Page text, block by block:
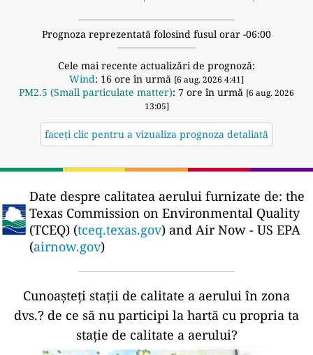
Prognoza reprezentată folosind fusul orar -06:00
Cele mai recente actualizări de prognoză:
Wind: 16 ore în urmă [6 aug. 2026 4:41]
PM2.5 (Small particulate matter): 7 ore în urmă [6 aug. 2026
13:05]
faceți clic pentru a vizualiza prognoza detaliată
Date despre calitatea aerului furnizate de: the
Texas Commission on Environmental Quality
(TCEQ) (tceq.texas.gov) and Air Now - US EPA
(airnow.gov)
Cunoașteți stații de calitate a aerului în zona
dvs.? de ce să nu participi la hartă cu propria ta
stație de calitate a aerului?